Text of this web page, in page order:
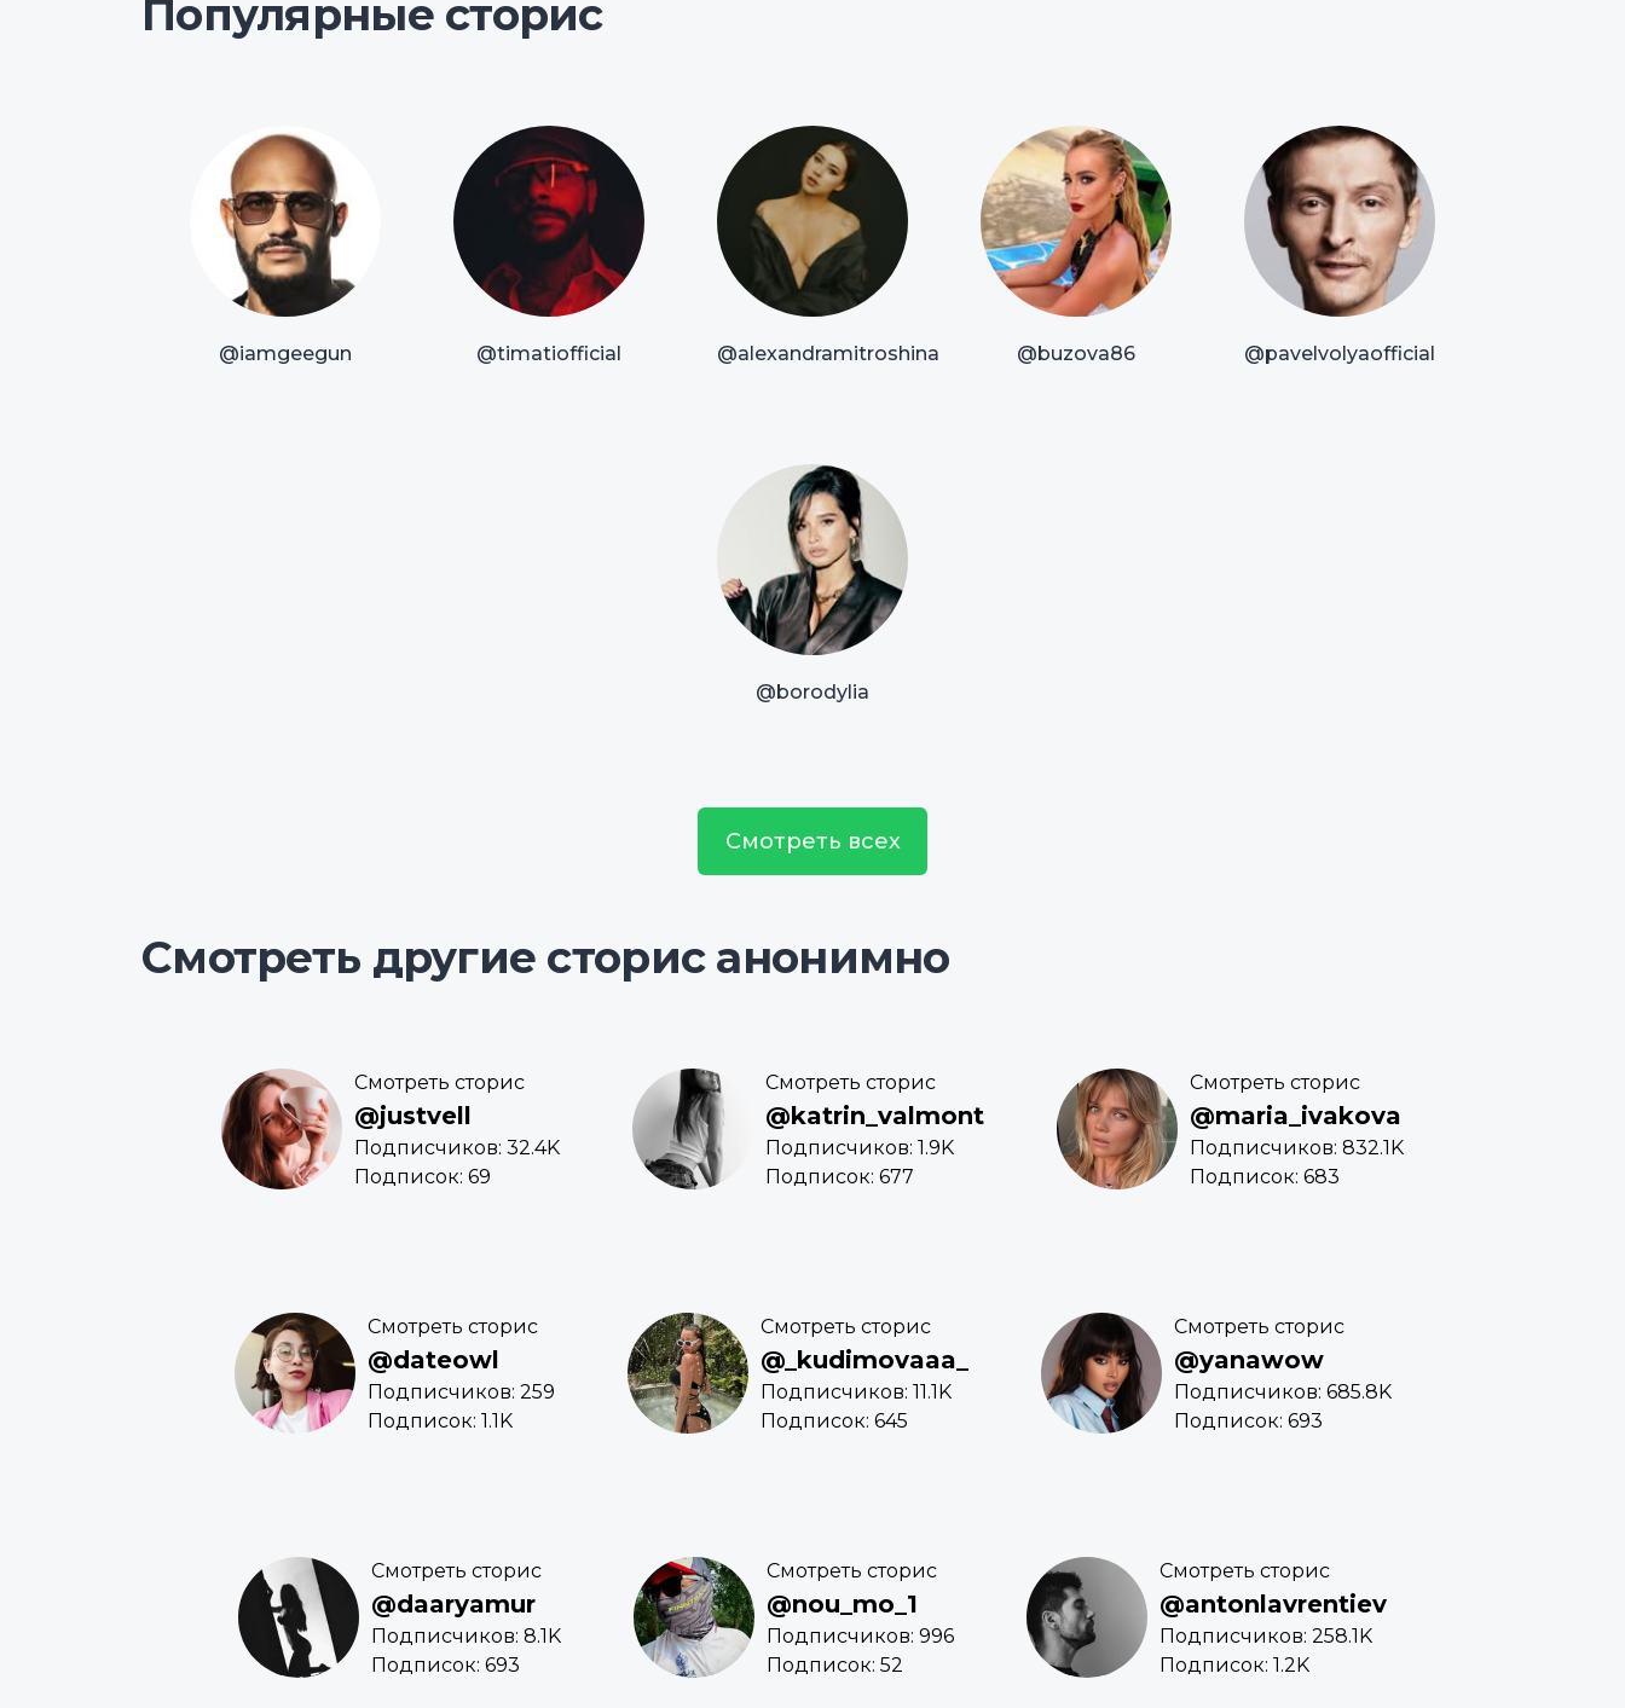
Популярные сторис
@iamgeegun @timatiofficial @alexandramitroshina @buzova86 @pavelvolyaofficial
@borodylia
Смотреть всех
Смотреть другие сторис анонимно
Смотреть сторис
@justvell
Подписчиков: 32.4K
Подписок: 69
Смотреть сторис
@katrin_valmont
Подписчиков: 1.9K
Подписок: 677
Смотреть сторис
@maria_ivakova
Подписчиков: 832.1K
Подписок: 683
Смотреть сторис
@dateowl
Подписчиков: 259
Подписок: 1.1K
Смотреть сторис
@_kudimovaaa_
Подписчиков: 11.1K
Подписок: 645
Смотреть сторис
@yanawow
Подписчиков: 685.8K
Подписок: 693
Смотреть сторис
@daaryamur
Подписчиков: 8.1K
Подписок: 693
Смотреть сторис
@nou_mo_1
Подписчиков: 996
Подписок: 52
Смотреть сторис
@antonlavrentiev
Подписчиков: 258.1K
Подписок: 1.2K